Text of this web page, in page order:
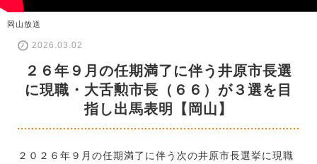
岡山放送
2026.03.02
２６年９月の任期満了に伴う井原市長選
に現職・大舌勲市長（６６）が３選を目
指し出馬表明【岡山】
２０２６年９月の任期満了に伴う次の井原市長選挙に現職